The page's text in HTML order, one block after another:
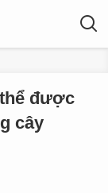
được
cây